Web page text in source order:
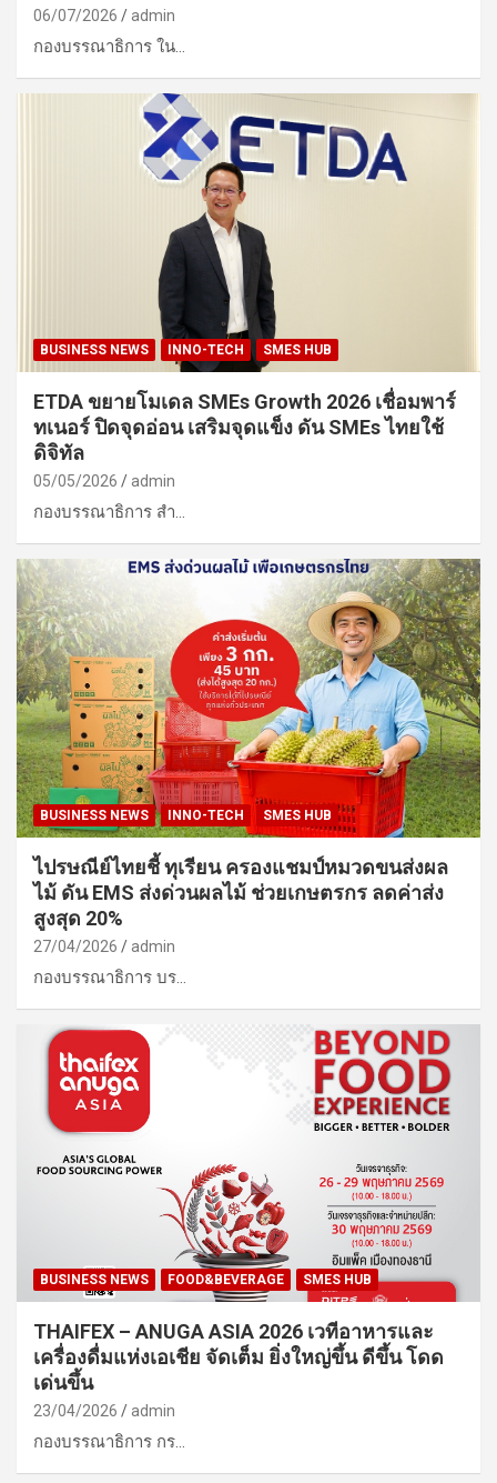
06/07/2026 admin
กองบรรณาธิการ ใน…
BUSINESS NEWS INNO-TECH SMES HUB
ETDA ขยายโมเดล SMEs Growth 2026 เชื่อมพาร์
ทเนอร์ ปิดจุดอ่อน เสริมจุดแข็ง ดัน SMEs ไทยใช้
ดิจิทัล
05/05/2026 admin
กองบรรณาธิการ สำ…
BUSINESS NEWS INNO-TECH SMES HUB
ไปรษณีย์ไทยชี้ ทุเรียน ครองแชมป์หมวดขนส่งผล
ไม้ ดัน EMS ส่งด่วนผลไม้ ช่วยเกษตรกร ลดค่าส่ง
สูงสุด 20%
27/04/2026 admin
กองบรรณาธิการ บร…
BUSINESS NEWS FOOD&BEVERAGE SMES HUB
THAIFEX – ANUGA ASIA 2026 เวทีอาหารและ
เครื่องดื่มแห่งเอเชีย จัดเต็ม ยิ่งใหญ่ขึ้น ดีขึ้น โดด
เด่นขึ้น
23/04/2026 admin
กองบรรณาธิการ กร…